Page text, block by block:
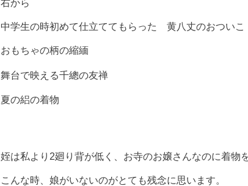
右から
中学生の時初めて仕立ててもらった 黄八丈のおついこ
おもちゃの柄の縮緬
舞台で映える千總の友禅
夏の絽の着物
姪は私より2廻り背が低く、お寺のお嬢さんなのに着物
こんな時、娘がいないのがとても残念に思います。